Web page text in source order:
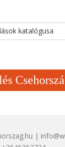
katalógusa
|